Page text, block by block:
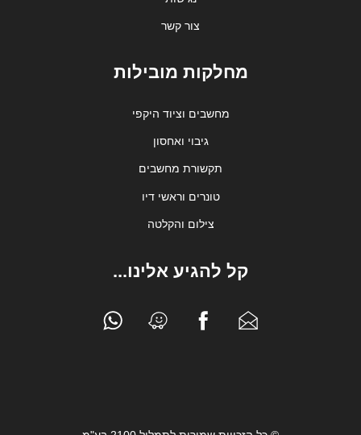
צור קשר
מחלקות מובילות
מחשבים וציוד היקפי
גיבוי ואחסון
תקשורת מחשבים
טונרים וראשי דיו
צילום והקלטה
קל להגיע אלינו...